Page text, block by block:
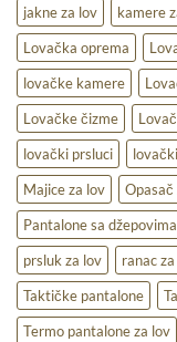
jakne za lov
kamere
Lovačka oprema
lovačke kamere
Lovačke čizme
lovački prsluci
Majice za lov
Opasač
Pantalone sa džepovima
prsluk za lov
ranac
Taktičke pantalone
Termo pantalone za lov